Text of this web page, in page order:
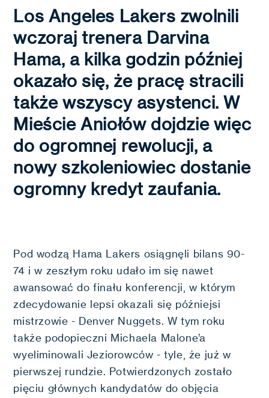
Los Angeles Lakers zwolnili
wczoraj trenera Darvina
Hama, a kilka godzin później
okazało się, że pracę stracili
także wszyscy asystenci. W
Mieście Aniołów dojdzie więc
do ogromnej rewolucji, a
nowy szkoleniowiec dostanie
ogromny kredyt zaufania.
Pod wodzą Hama Lakers osiągnęli bilans 90-
74 i w zeszłym roku udało im się nawet
awansować do finału konferencji, w którym
zdecydowanie lepsi okazali się późniejsi
mistrzowie - Denver Nuggets. W tym roku
także podopieczni Michaela Malone’a
wyeliminowali Jeziorowców - tyle, że już w
pierwszej rundzie. Potwierdzonych zostało
pięciu głównych kandydatów do objęcia